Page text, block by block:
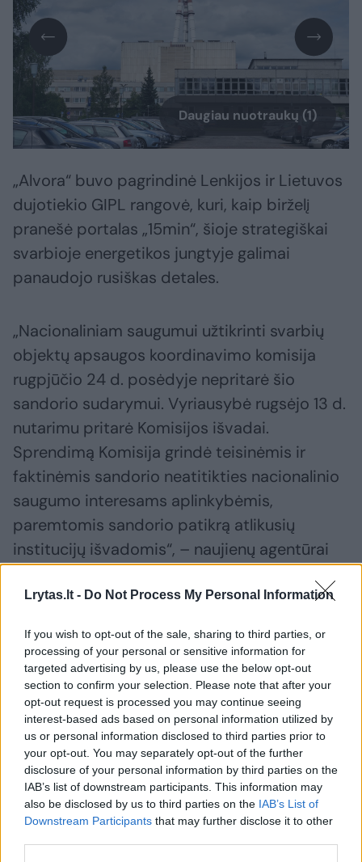
Lrytas.lt - Do Not Process My Personal Information
If you wish to opt-out of the sale, sharing to third parties, or
processing of your personal or sensitive information for
targeted advertising by us, please use the below opt-out
section to confirm your selection. Please note that after your
opt-out request is processed you may continue seeing
interest-based ads based on personal information utilized by
us or personal information disclosed to third parties prior to
your opt-out. You may separately opt-out of the further
disclosure of your personal information by third parties on the
IAB’s list of downstream participants. This information may
also be disclosed by us to third parties on the IAB’s List of
Downstream Participants that may further disclose it to other
Daugiau nuotraukų (1)
„Alvora“ buvo pagrindinė Lenkijos ir Lietuvos
dujotiekio GIPL rangovė, kuri, kaip birželį
pranešė portalas „15min“, šioje strategiškai
svarbioje energetikos jungtyje galimai
panaudojo rusiškas detales.
„Nacionaliniam saugumui užtikrinti svarbių
objektų apsaugos koordinavimo komisija
rugpjūčio 24 d. posėdyje nepritarė šio
sandorio sudarymui. Vyriausybė rugsėjo 13 d.
nutarimu pritarė Komisijos išvadai.
Sprendimą Komisija grindė teisinėmis ir
faktinėmis sandorio neatitikties nacionalinio
saugumo interesams aplinkybėmis,
paremtomis sandorio patikrą atlikusių
institucijų išvadomis“, – naujienų agentūrai
Vyriausybės kanceliarija.
Atliekyno ir išorinių lietaus kanalizacijos tinklų
projektavimo, statybos ir prijungimo prie
infrastruktūros darbų pirkimą IAE skelbė
2022 m. spalio 24 d. Be „Alvoros“ jame
dalyvavo „Panevėžio statybos trestas“.
Susiję straipsniai